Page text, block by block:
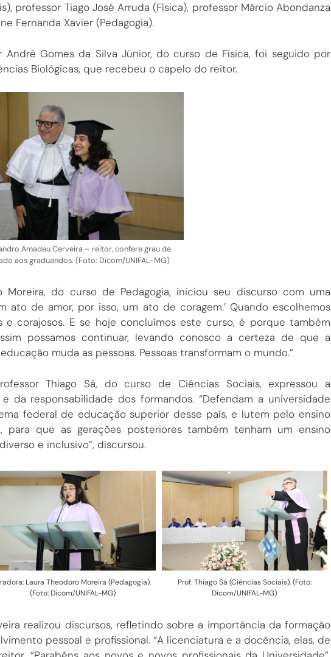
professor Tiago José Arruda (Física), professor Márcio Abondanza
Fernanda Xavier (Pedagogia).
Gomes da Silva Júnior, do curso de Física, foi seguido por
Biológicas, que recebeu o capelo do reitor.
Amadeu Cerveira – reitor, confere grau de
aos graduandos. (Foto: Dicom/UNIFAL-MG)
Moreira, do curso de Pedagogia, iniciou seu discurso com uma
ato de amor, por isso, um ato de coragem.’ Quando escolhemos
e corajosos. E se hoje concluímos este curso, é porque também
possamos continuar, levando conosco a certeza de que a
muda as pessoas. Pessoas transformam o mundo.”
Thiago Sá, do curso de Ciências Sociais, expressou a
da responsabilidade dos formandos. “Defendam a universidade
federal de educação superior desse país, e lutem pelo ensino
para que as gerações posteriores também tenham um ensino
e inclusivo”, discursou.
Laura Theodoro Moreira (Pedagogia).
(Foto: Dicom/UNIFAL-MG)
Prof. Thiago Sá (Ciências Sociais). (Foto:
Dicom/UNIFAL-MG)
realizou discursos, refletindo sobre a importância da formação
pessoal e profissional. “A licenciatura e a docência, elas, de